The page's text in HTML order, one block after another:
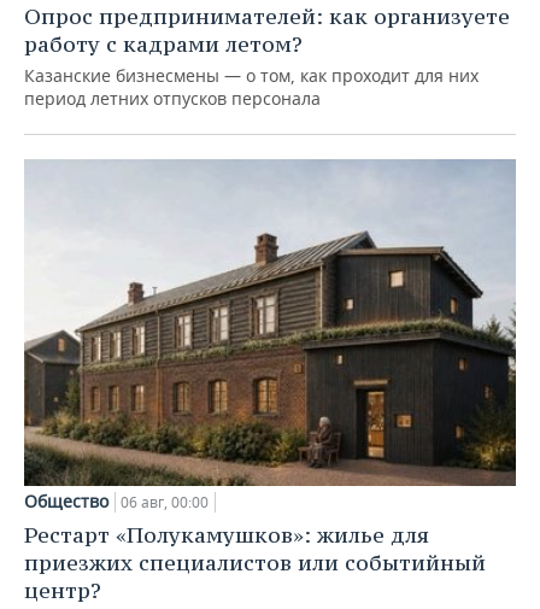
Опрос предпринимателей: как организуете
работу с кадрами летом?
Казанские бизнесмены — о том, как проходит для них
период летних отпусков персонала
Общество 06 авг, 00:00
Рестарт «Полукамушков»: жилье для
приезжих специалистов или событийный
центр?